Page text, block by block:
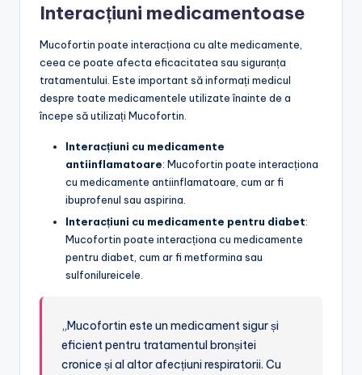
Interacțiuni medicamentoase
Mucofortin poate interacționa cu alte medicamente,
ceea ce poate afecta eficacitatea sau siguranța
tratamentului. Este important să informați medicul
despre toate medicamentele utilizate înainte de a
începe să utilizați Mucofortin.
Interacțiuni cu medicamente
antiinflamatoare: Mucofortin poate interacționa
cu medicamente antiinflamatoare, cum ar fi
ibuprofenul sau aspirina.
Interacțiuni cu medicamente pentru diabet:
Mucofortin poate interacționa cu medicamente
pentru diabet, cum ar fi metformina sau
sulfonilureicele.
„Mucofortin este un medicament sigur și
eficient pentru tratamentul bronșitei
cronice și al altor afecțiuni respiratorii. Cu